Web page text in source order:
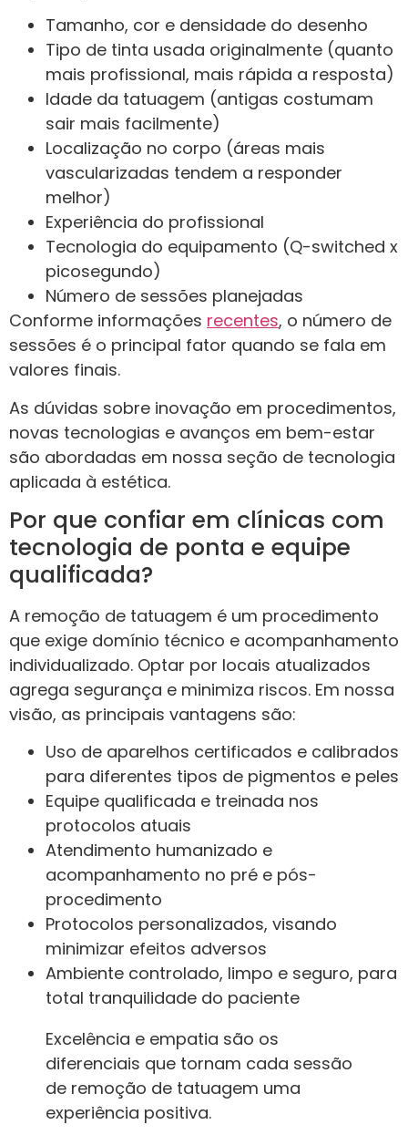
Tamanho, cor e densidade do desenho
Tipo de tinta usada originalmente (quanto
mais profissional, mais rápida a resposta)
Idade da tatuagem (antigas costumam
sair mais facilmente)
Localização no corpo (áreas mais
vascularizadas tendem a responder
melhor)
Experiência do profissional
Tecnologia do equipamento (Q-switched x
picosegundo)
Número de sessões planejadas
Conforme informações recentes, o número de
sessões é o principal fator quando se fala em
valores finais.
As dúvidas sobre inovação em procedimentos,
novas tecnologias e avanços em bem-estar
são abordadas em nossa seção de tecnologia
aplicada à estética.
Por que confiar em clínicas com
tecnologia de ponta e equipe
qualificada?
A remoção de tatuagem é um procedimento
que exige domínio técnico e acompanhamento
individualizado. Optar por locais atualizados
agrega segurança e minimiza riscos. Em nossa
visão, as principais vantagens são:
Uso de aparelhos certificados e calibrados
para diferentes tipos de pigmentos e peles
Equipe qualificada e treinada nos
protocolos atuais
Atendimento humanizado e
acompanhamento no pré e pós-
procedimento
Protocolos personalizados, visando
minimizar efeitos adversos
Ambiente controlado, limpo e seguro, para
total tranquilidade do paciente
Excelência e empatia são os
diferenciais que tornam cada sessão
de remoção de tatuagem uma
experiência positiva.